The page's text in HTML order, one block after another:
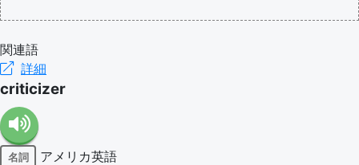
関連語
詳細
criticizer
名詞
アメリカ英語